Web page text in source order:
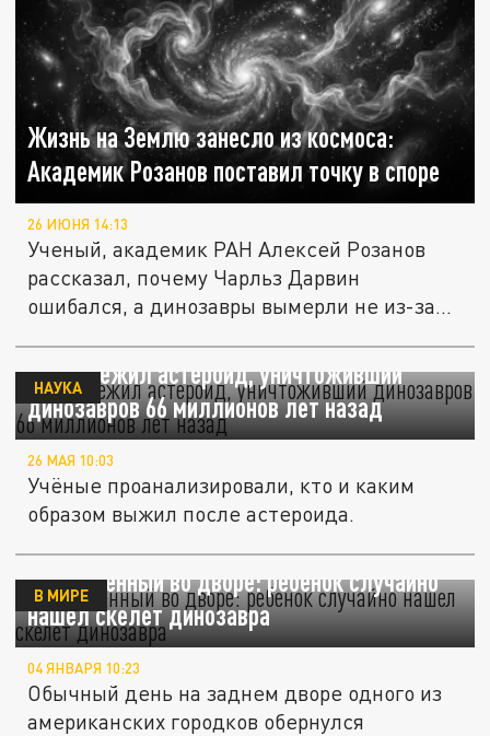
Жизнь на Землю занесло из космоса:
Академик Розанов поставил точку в споре
26 ИЮНЯ 14:13
Ученый, академик РАН Алексей Розанов
рассказал, почему Чарльз Дарвин
ошибался, а динозавры вымерли не из-за...
Кто пережил астероид, уничтоживший
динозавров 66 миллионов лет назад
НАУКА
26 МАЯ 10:03
Учёные проанализировали, кто и каким
образом выжил после астероида.
Захороненный во дворе: ребенок случайно
нашел скелет динозавра
В МИРЕ
04 ЯНВАРЯ 10:23
Обычный день на заднем дворе одного из
американских городков обернулся